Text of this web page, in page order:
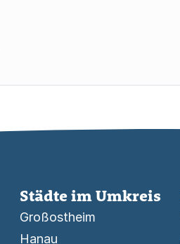
Städte im Umkreis
Großostheim
Hanau